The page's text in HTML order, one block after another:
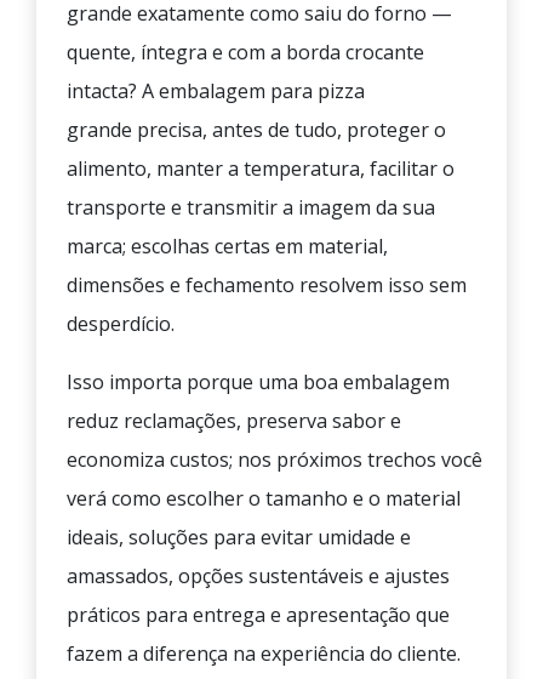
grande exatamente como saiu do forno —
quente, íntegra e com a borda crocante
intacta? Aembalagem para pizza
grande precisa, antes de tudo, proteger o
alimento, manter a temperatura, facilitar o
transporte e transmitir a imagem da sua
marca; escolhas certas em material,
dimensões e fechamento resolvem isso sem
desperdício.
Isso importa porque uma boa embalagem
reduz reclamações, preserva sabor e
economiza custos; nos próximos trechos você
verá como escolher o tamanho e o material
ideais, soluções para evitar umidade e
amassados, opções sustentáveis e ajustes
práticos para entrega e apresentação que
fazem a diferença na experiência do cliente.